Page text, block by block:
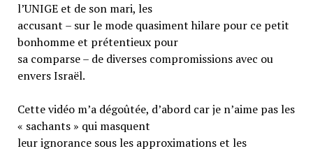
l’UNIGE et de son mari, les
accusant – sur le mode quasiment hilare pour ce petit
bonhomme et prétentieux pour
sa comparse – de diverses compromissions avec ou
envers Israël.
Cette vidéo m’a dégoûtée, d’abord car je n’aime pas les
« sachants » qui masquent
leur ignorance sous les approximations et les